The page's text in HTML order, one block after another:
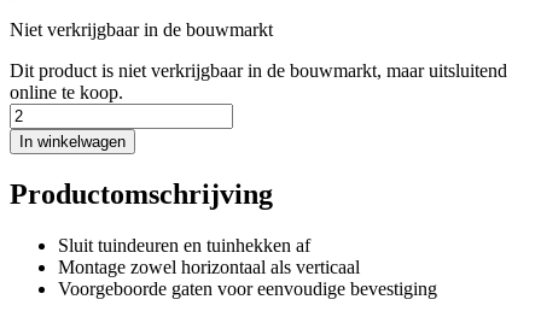
Niet verkrijgbaar in de bouwmarkt
Dit product is niet verkrijgbaar in de bouwmarkt, maar uitsluitend
online te koop.
In winkelwagen
Productomschrijving
Sluit tuindeuren en tuinhekken af
Montage zowel horizontaal als verticaal
Voorgeboorde gaten voor eenvoudige bevestiging